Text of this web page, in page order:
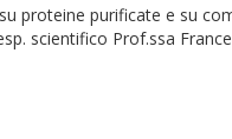
proteine purificate e su
scientifico Prof.ssa